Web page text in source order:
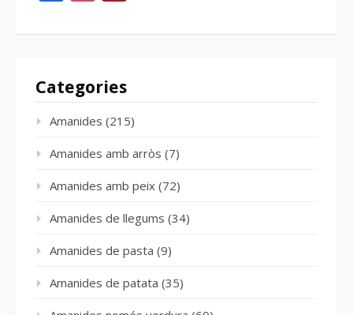
Categories
Amanides (215)
Amanides amb arròs (7)
Amanides amb peix (72)
Amanides de llegums (34)
Amanides de pasta (9)
Amanides de patata (35)